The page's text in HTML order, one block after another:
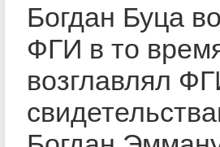
Богдан Буца
ФГИ в то
возглавлял